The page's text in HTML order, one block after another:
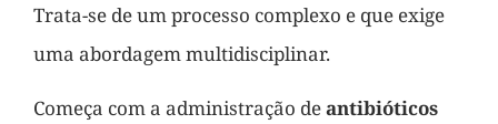
Trata-se de um processo complexo e que exige
uma abordagem multidisciplinar.
Começa com a administração deantibióticos